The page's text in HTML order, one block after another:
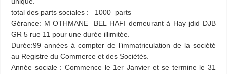
total des parts sociales : 1000 parts
Gérance: M OTHMANE BEL HAFI demeurant à Hay jdid DJB
GR 5 rue 11 pour une durée illimitée.
Durée:99 années à compter de l’immatriculation de la société
au Registre du Commerce et des Sociétés.
Année sociale : Commence le 1er Janvier et se termine le 31